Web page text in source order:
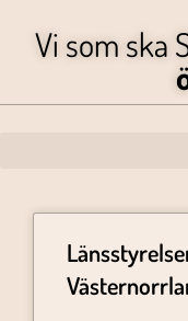
Vi som ska